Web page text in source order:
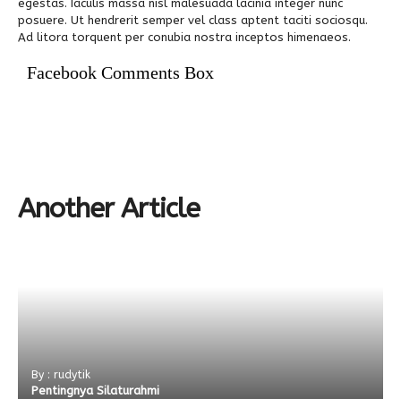
egestas. Iaculis massa nisl malesuada lacinia integer nunc
posuere. Ut hendrerit semper vel class aptent taciti sociosqu.
Ad litora torquent per conubia nostra inceptos himenaeos.
Facebook Comments Box
Another Article
By : rudytik
Pentingnya Silaturahmi